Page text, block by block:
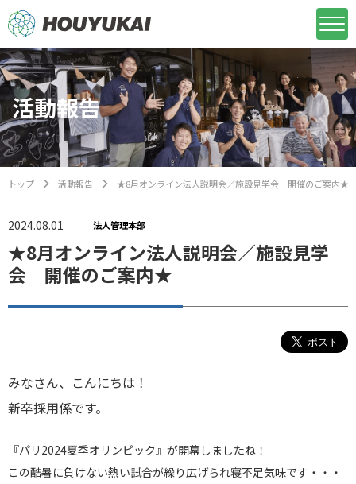
活動報告
トップ 活動報告 ★8月オンライン法人説明会／施設見学会 開催のご案内★
2024.08.01 法人管理本部
★8月オンライン法人説明会／施設見学
会 開催のご案内★
みなさん、こんにちは！
新卒採用係です。
『パリ2024夏季オリンピック』が開幕しましたね！
この酷暑に負けない熱い試合が繰り広げられ寝不足気味です・ ・ ・